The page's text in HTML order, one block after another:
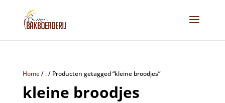
Home/ ./ Producten getagged “kleine broodjes”
kleine broodjes